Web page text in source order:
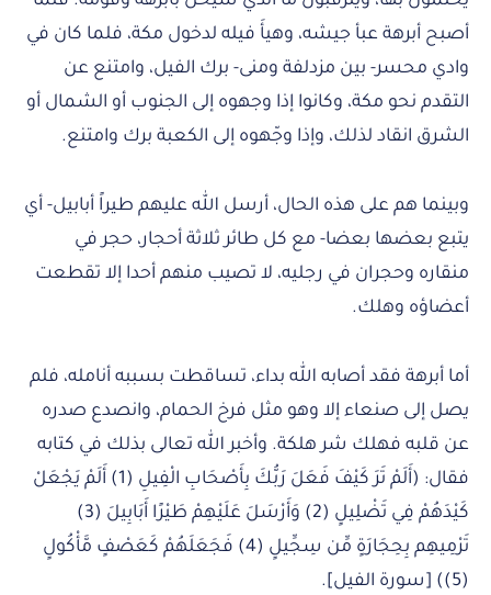
أصبح أبرهة عبأ جيشه، وهيأَ فيله لدخول مكة، فلما كان في
وادي محسر- بين مزدلفة ومنى- برك الفيل، وامتنع عن
التقدم نحو مكة، وكانوا إذا وجهوه إلى الجنوب أو الشمال أو
الشرق انقاد لذلك، وإذا وجّهوه إلى الكعبة برك وامتنع.
وبينما هم على هذه الحال، أرسل الله عليهم طيراً أبابيل- أي
يتبع بعضها بعضا- مع كل طائر ثلاثة أحجار، حجر في
منقاره وحجران في رجليه، لا تصيب منهم أحدا إلا تقطعت
أعضاؤه وهلك.
أما أبرهة فقد أصابه الله بداء، تساقطت بسببه أنامله، فلم
يصل إلى صنعاء إلا وهو مثل فرخ الحمام، وانصدع صدره
عن قلبه فهلك شر هلكة. وأخبر الله تعالى بذلك في كتابه
فقال: (أَلَمْ تَرَ كَيْفَ فَعَلَ رَبُّكَ بِأَصْحَابِ الْفِيلِ (1) أَلَمْ يَجْعَلْ
كَيْدَهُمْ فِي تَضْلِيلٍ (2) وَأَرْسَلَ عَلَيْهِمْ طَيْرًا أَبَابِيلَ (3)
تَرْمِيهِم بِحِجَارَةٍ مِّن سِجِّيلٍ (4) فَجَعَلَهُمْ كَعَصْفٍ مَّأْكُولٍ
(5)) [سورة الفيل].